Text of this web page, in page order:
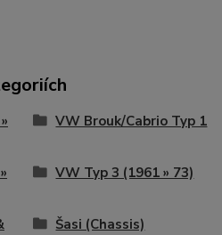
VW Brouk/Cabrio Typ 1
VW Typ 3 (1961 » 73)
Šasi (Chassis)